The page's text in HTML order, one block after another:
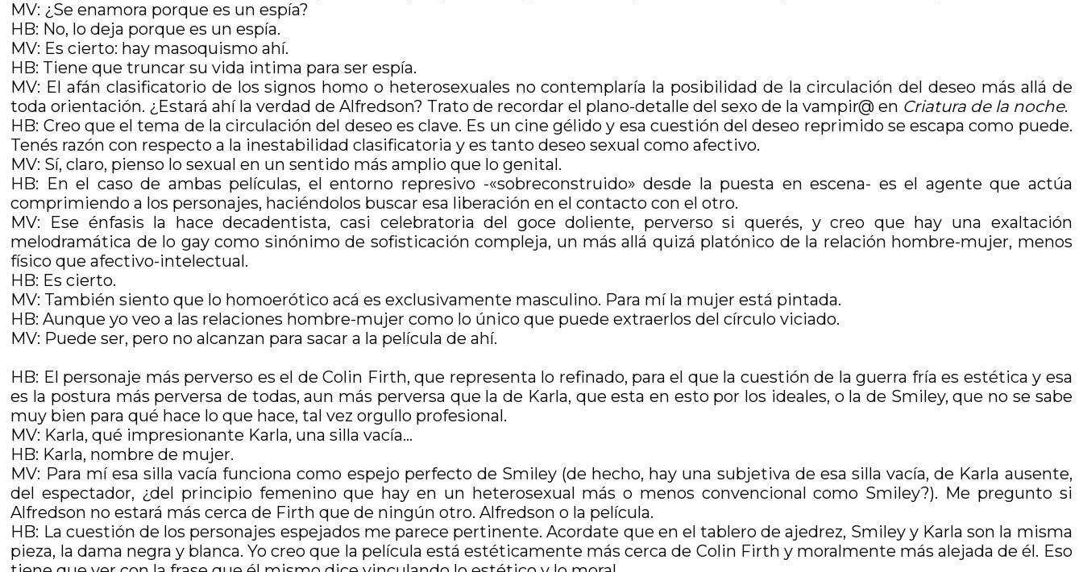
MV: ¿Se enamora porque es un espía?
HB: No, lo deja porque es un espía.
MV: Es cierto: hay masoquismo ahí.
HB: Tiene que truncar su vida intima para ser espía.
MV: El afán clasificatorio de los signos homo o heterosexuales no contemplaría la posibilidad de la circulación del deseo más allá de
toda orientación. ¿Estará ahí la verdad de Alfredson? Trato de recordar el plano-detalle del sexo de la vampir@ en Criatura de la noche.
HB: Creo que el tema de la circulación del deseo es clave. Es un cine gélido y esa cuestión del deseo reprimido se escapa como puede.
Tenés razón con respecto a la inestabilidad clasificatoria y es tanto deseo sexual como afectivo.
MV: Sí, claro, pienso lo sexual en un sentido más amplio que lo genital.
HB: En el caso de ambas películas, el entorno represivo -«sobreconstruido» desde la puesta en escena- es el agente que actúa
comprimiendo a los personajes, haciéndolos buscar esa liberación en el contacto con el otro.
MV: Ese énfasis la hace decadentista, casi celebratoria del goce doliente, perverso si querés, y creo que hay una exaltación
melodramática de lo gay como sinónimo de sofisticación compleja, un más allá quizá platónico de la relación hombre-mujer, menos
físico que afectivo-intelectual.
HB: Es cierto.
MV: También siento que lo homoerótico acá es exclusivamente masculino. Para mí la mujer está pintada.
HB: Aunque yo veo a las relaciones hombre-mujer como lo único que puede extraerlos del círculo viciado.
MV: Puede ser, pero no alcanzan para sacar a la película de ahí.
HB: El personaje más perverso es el de Colin Firth, que representa lo refinado, para el que la cuestión de la guerra fría es estética y esa
es la postura más perversa de todas, aun más perversa que la de Karla, que esta en esto por los ideales, o la de Smiley, que no se sabe
muy bien para qué hace lo que hace, tal vez orgullo profesional.
MV: Karla, qué impresionante Karla, una silla vacía…
HB: Karla, nombre de mujer.
MV: Para mí esa silla vacía funciona como espejo perfecto de Smiley (de hecho, hay una subjetiva de esa silla vacía, de Karla ausente,
del espectador, ¿del principio femenino que hay en un heterosexual más o menos convencional como Smiley?). Me pregunto si
Alfredson no estará más cerca de Firth que de ningún otro. Alfredson o la película.
HB: La cuestión de los personajes espejados me parece pertinente. Acordate que en el tablero de ajedrez, Smiley y Karla son la misma
pieza, la dama negra y blanca. Yo creo que la película está estéticamente más cerca de Colin Firth y moralmente más alejada de él. Eso